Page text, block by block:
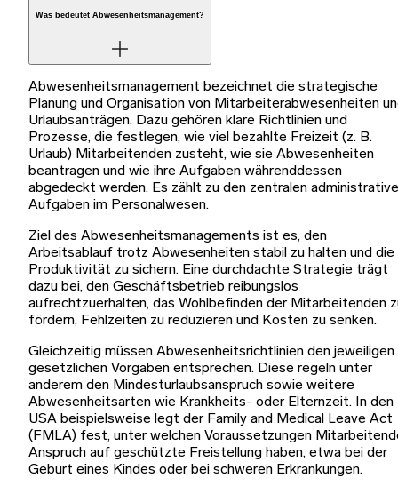
Was bedeutet Abwesenheitsmanagement?
Abwesenheitsmanagement bezeichnet die strategische
Planung und Organisation von Mitarbeiterabwesenheiten
Urlaubsanträgen. Dazu gehören klare Richtlinien und
Prozesse, die festlegen, wie viel bezahlte Freizeit (z. B.
Urlaub) Mitarbeitenden zusteht, wie sie Abwesenheiten
beantragen und wie ihre Aufgaben währenddessen
abgedeckt werden. Es zählt zu den zentralen
Aufgaben im Personalwesen.
Ziel des Abwesenheitsmanagements ist es, den
Arbeitsablauf trotz Abwesenheiten stabil zu halten und die
Produktivität zu sichern. Eine durchdachte Strategie trägt
dazu bei, den Geschäftsbetrieb reibungslos
aufrechtzuerhalten, das Wohlbefinden der Mitarbeitenden
fördern, Fehlzeiten zu reduzieren und Kosten zu senken.
Gleichzeitig müssen Abwesenheitsrichtlinien den jeweiligen
gesetzlichen Vorgaben entsprechen. Diese regeln unter
anderem den Mindesturlaubsanspruch sowie weitere
Abwesenheitsarten wie Krankheits- oder Elternzeit. In den
USA beispielsweise legt der Family and Medical Leave Act
(FMLA) fest, unter welchen Voraussetzungen
Anspruch auf geschützte Freistellung haben, etwa bei der
Geburt eines Kindes oder bei schweren Erkrankungen.